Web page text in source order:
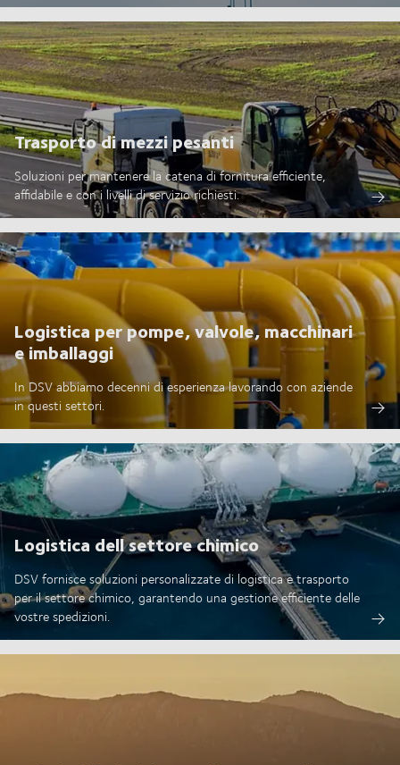
Trasporto di mezzi pesanti
Soluzioni per mantenere la catena di fornitura efficiente,
affidabile e con i livelli di servizio richiesti.
Logistica per pompe, valvole, macchinari
e imballaggi
In DSV abbiamo decenni di esperienza lavorando con aziende
in questi settori.
Logistica dell settore chimico
DSV fornisce soluzioni personalizzate di logistica e trasporto
per il settore chimico, garantendo una gestione efficiente delle
vostre spedizioni.